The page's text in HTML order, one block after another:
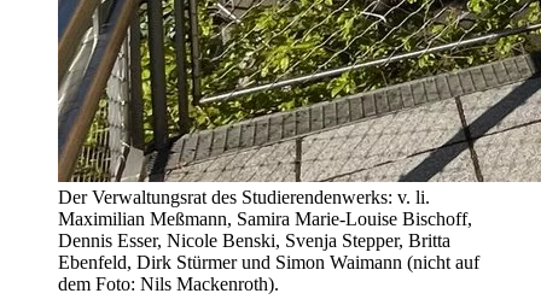
Der Verwaltungsrat des Studierendenwerks: v. li.
Maximilian Meßmann, Samira Marie-Louise Bischoff,
Dennis Esser, Nicole Benski, Svenja Stepper, Britta
Ebenfeld, Dirk Stürmer und Simon Waimann (nicht auf
dem Foto: Nils Mackenroth).